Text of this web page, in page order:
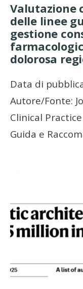
Valutazione
delle linee
gestione
dolorosa
Data di
Autore/Fonte:
Clinical
Guida e